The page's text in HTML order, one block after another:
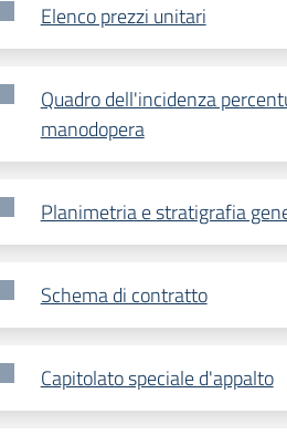
Elenco prezzi unitari
Quadro dell'incidenza
manodopera
Planimetria e stratigrafia
Schema di contratto
Capitolato speciale d'appalto